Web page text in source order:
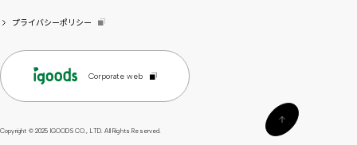
親御様へ
プライバシーポリシー
Corporate web
Copyright © 2025 IGOODS CO., LTD. All Rights Reserved.